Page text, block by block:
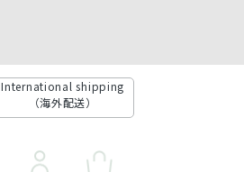
International shipping
（海外配送）